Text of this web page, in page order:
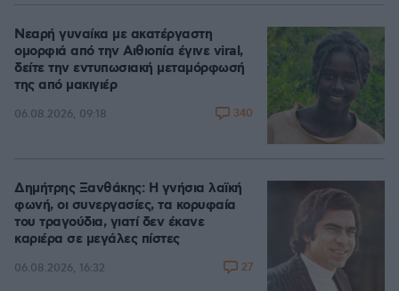
Νεαρή γυναίκα με ακατέργαστη
ομορφιά από την Αιθιοπία έγινε viral,
δείτε την εντυπωσιακή μεταμόρφωσή
της από μακιγιέρ
06.08.2026, 09:18 340
Δημήτρης Ξανθάκης: Η γνήσια λαϊκή
φωνή, οι συνεργασίες, τα κορυφαία
του τραγούδια, γιατί δεν έκανε
καριέρα σε μεγάλες πίστες
06.08.2026, 16:32 27